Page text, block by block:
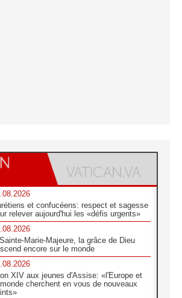
et confucéens: respect et sagesse
relever aujourd'hui les «défis urgents»
Marie-Majeure, la grâce de Dieu
encore sur le monde
XIV aux jeunes d'Assise: «l'Europe et
monde cherchent en vous de nouveaux